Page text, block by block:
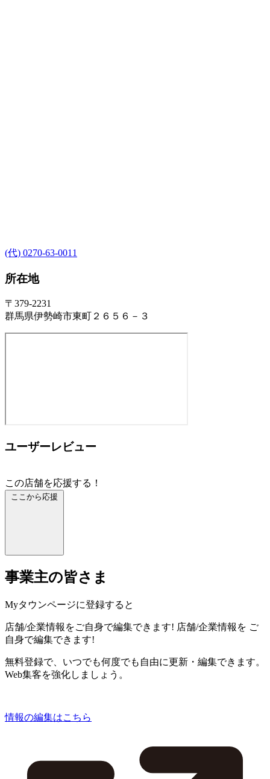
(代) 0270-63-0011
所在地
〒379-2231
群馬県伊勢崎市東町２６５６－３
ユーザーレビュー
この店舗を応援する！
ここから応援
事業主の皆さま
Myタウンページに登録すると
店舗/企業情報をご自身で編集できます! 店舗/企業情報を ご
自身で編集できます!
無料登録で、いつでも何度でも自由に更新・編集できます。
Web集客を強化しましょう。
情報の編集はこちら